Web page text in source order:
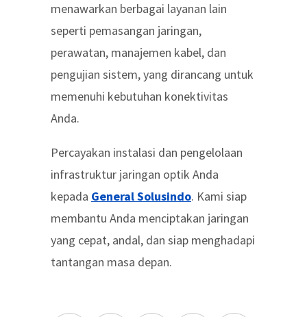
menawarkan berbagai layanan lain
seperti pemasangan jaringan,
perawatan, manajemen kabel, dan
pengujian sistem, yang dirancang untuk
memenuhi kebutuhan konektivitas
Anda.
Percayakan instalasi dan pengelolaan
infrastruktur jaringan optik Anda
kepada General Solusindo. Kami siap
membantu Anda menciptakan jaringan
yang cepat, andal, dan siap menghadapi
tantangan masa depan.